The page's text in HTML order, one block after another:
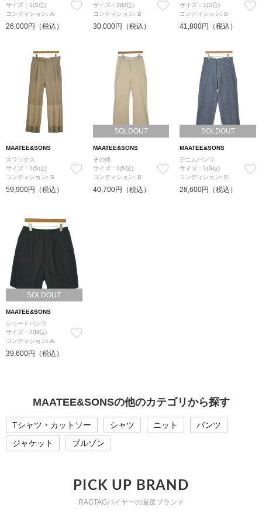
サイズ：1(S位)
コンディション: A
26,000円（税込）
サイズ：2(M位)
コンディション: B
30,000円（税込）
サイズ：1(S位)
コンディション: B
41,800円（税込）
MAATEE&SONS
スラックス
サイズ：1(S位)
コンディション: B
59,900円（税込）
SOLDOUT
MAATEE&SONS
その他
サイズ：1(S位)
コンディション: B
40,700円（税込）
SOLDOUT
MAATEE&SONS
デニムパンツ
サイズ：1(S位)
コンディション: B
28,600円（税込）
SOLDOUT
MAATEE&SONS
ショートパンツ
サイズ：2(M位)
コンディション: A
39,600円（税込）
MAATEE&SONSの他のカテゴリから探す
Tシャツ・カットソー シャツ ニット
パンツ
ジャケット
ブルゾン
PICK UP BRAND
RAGTAGバイヤーの厳選ブランド